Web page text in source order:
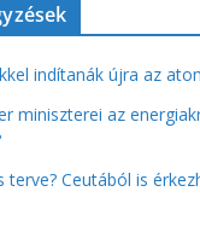
indítanák újra az
miniszterei az
terve? Ceutából is